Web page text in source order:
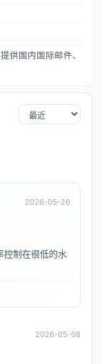
供国内国际邮件、
2026-05-26
控制在很低的水
2026-05-08